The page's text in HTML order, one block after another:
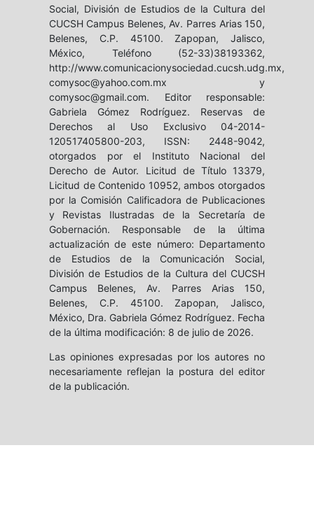
Social, División de Estudios de la Cultura del
CUCSH Campus Belenes, Av. Parres Arias 150,
Belenes, C.P. 45100. Zapopan, Jalisco,
México, Teléfono (52-33)38193362,
http://www.comunicacionysociedad.cucsh.udg.mx,
comysoc@yahoo.com.mx y
comysoc@gmail.com. Editor responsable:
Gabriela Gómez Rodríguez. Reservas de
Derechos al Uso Exclusivo 04-2014-
120517405800-203, ISSN: 2448-9042,
otorgados por el Instituto Nacional del
Derecho de Autor. Licitud de Título 13379,
Licitud de Contenido 10952, ambos otorgados
por la Comisión Calificadora de Publicaciones
y Revistas Ilustradas de la Secretaría de
Gobernación. Responsable de la última
actualización de este número: Departamento
de Estudios de la Comunicación Social,
División de Estudios de la Cultura del CUCSH
Campus Belenes, Av. Parres Arias 150,
Belenes, C.P. 45100. Zapopan, Jalisco,
México, Dra. Gabriela Gómez Rodríguez. Fecha
de la última modificación: 8 de julio de 2026.
Las opiniones expresadas por los autores no
necesariamente reflejan la postura del editor
de la publicación.